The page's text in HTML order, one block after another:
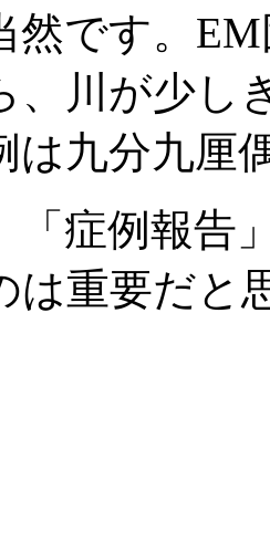
然です。
、川が少し
は九分九厘
「症例報告
は重要だと